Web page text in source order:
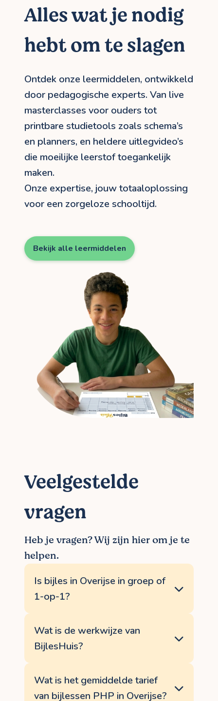
Alles wat je nodig
hebt om te slagen
Ontdek onze leermiddelen, ontwikkeld
door pedagogische experts. Van live
masterclasses voor ouders tot
printbare studietools zoals schema’s
en planners, en heldere uitlegvideo’s
die moeilijke leerstof toegankelijk
maken.
Onze expertise, jouw totaaloplossing
voor een zorgeloze schooltijd.
Bekijk alle leermiddelen
Veelgestelde
vragen
Heb je vragen? Wij zijn hier om je te
helpen.
Is bijles in Overijse in groep of
1-op-1?
aan, zodat je kind samen met de docent uit
Overijse op zijn of haar persoonlijke
leerdoelen kan focussen. Dankzij een 1-
knelpunten. Indien je graag bijles volgt met
een klasgenootje, kunnen jullie natuurlijk
Wat is de werkwijze van
BijlesHuis?
via de website dien je vrijblijvend een
aanvraag in voor bijles PHP, wij bellen jou
telefonisch op om je hulpvraag te
Wat is het gemiddelde tarief
van bijlessen PHP in Overijse?